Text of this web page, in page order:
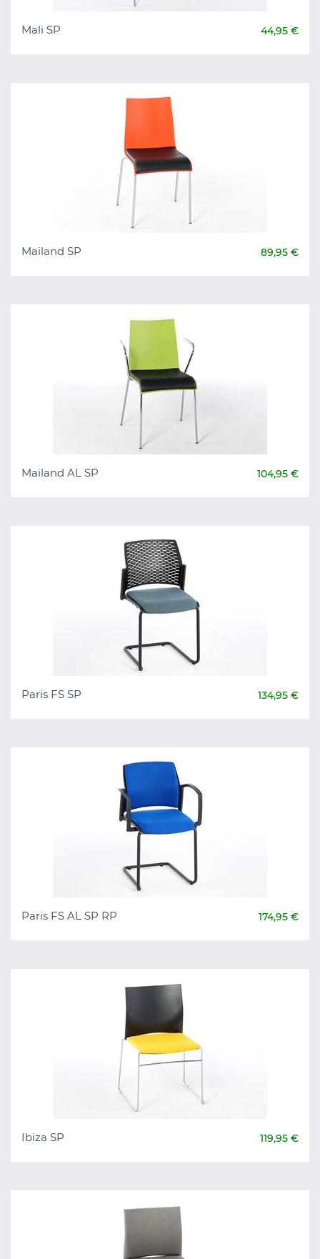
Mali SP 44,95 €
Mailand SP 89,95 €
Mailand AL SP 104,95 €
Paris FS SP 134,95 €
Paris FS AL SP RP 174,95 €
Ibiza SP 119,95 €